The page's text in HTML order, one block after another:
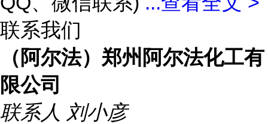
联系我们
（阿尔法）郑州阿尔法化工有
限公司
联系人 刘小彦